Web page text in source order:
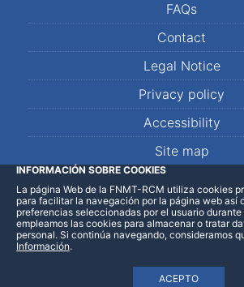
FAQs
Contact
Legal Notice
Privacy policy
Accessibility
Site map
LinkedInFacebookWhatsApp
INFORMACIÓN SOBRE COOKIES
La página Web de la FNMT-RCM utiliza cookies
para facilitar la navegación por la página web así
preferencias seleccionadas por el usuario
empleamos las cookies para almacenar o tratar
personal. Si continúa navegando, consideramos
ACEPTO
Información.